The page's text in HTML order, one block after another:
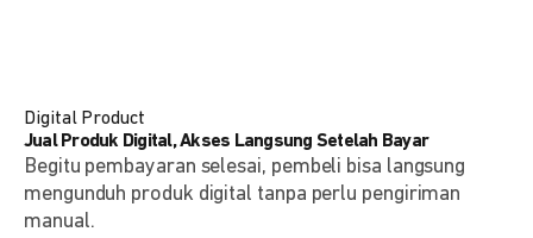
Digital Product
Jual Produk Digital, Akses Langsung Setelah Bayar
Begitu pembayaran selesai, pembeli bisa langsung
mengunduh produk digital tanpa perlu pengiriman
manual.